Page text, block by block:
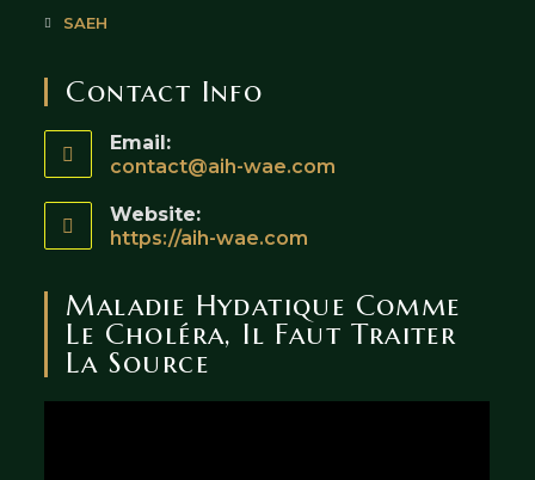
SAEH
Contact Info
Email:
contact@aih-wae.com
Website:
https://aih-wae.com
Maladie Hydatique Comme
Le Choléra, Il Faut Traiter
La Source